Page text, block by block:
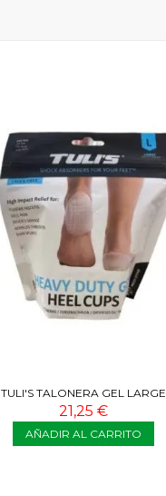
TULI'S TALONERA GEL LARGE
21,25 €
AÑADIR AL CARRITO